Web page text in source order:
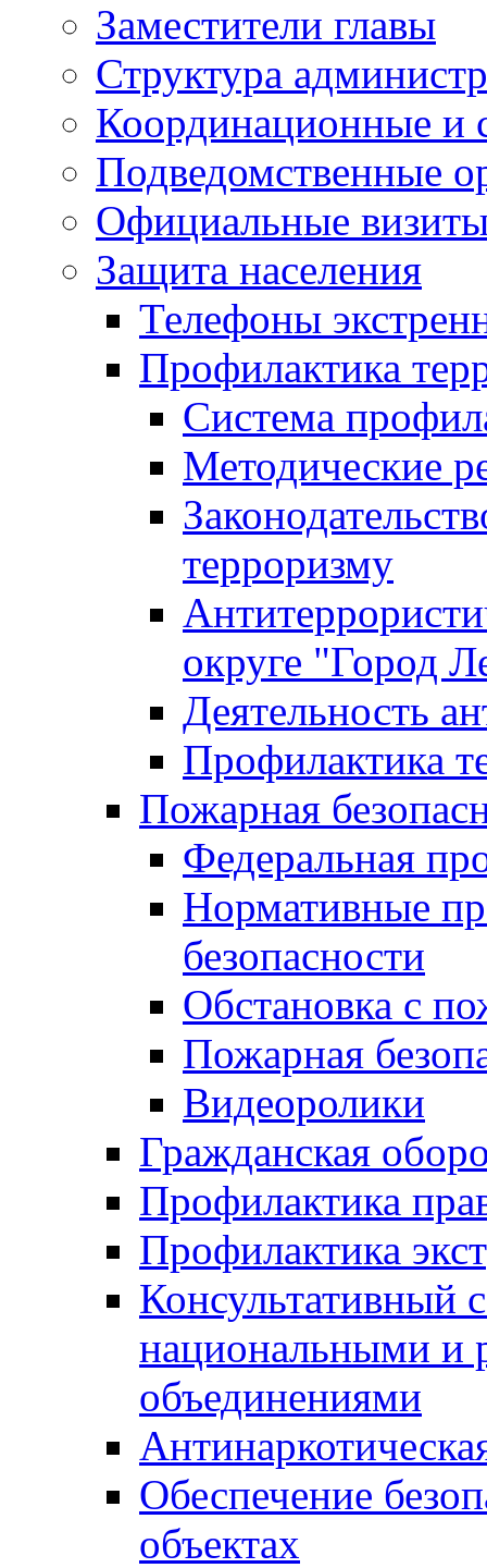
Заместители главы
Структура
Координационные и
Подведомственные
Официальные
Защита населения
Телефоны
Профилактика
Система
Методические
терроризму
округе "Город
Деятельность
Профилактика
Пожарная
Федеральная
Нормативные
безопасности
Обстановка с
Пожарная
Видеоролики
Гражданская
Профилактика
Профилактика
Консультативный
национальными и
объединениями
Обеспечение
объектах